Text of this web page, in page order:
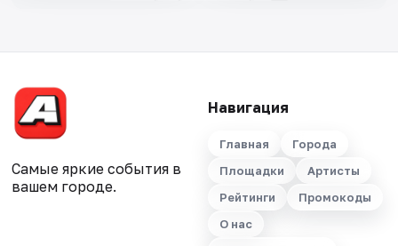
Самые яркие события в
вашем городе.
Навигация
Главная
Города
Площадки
Артисты
Рейтинги
Промокоды
О нас